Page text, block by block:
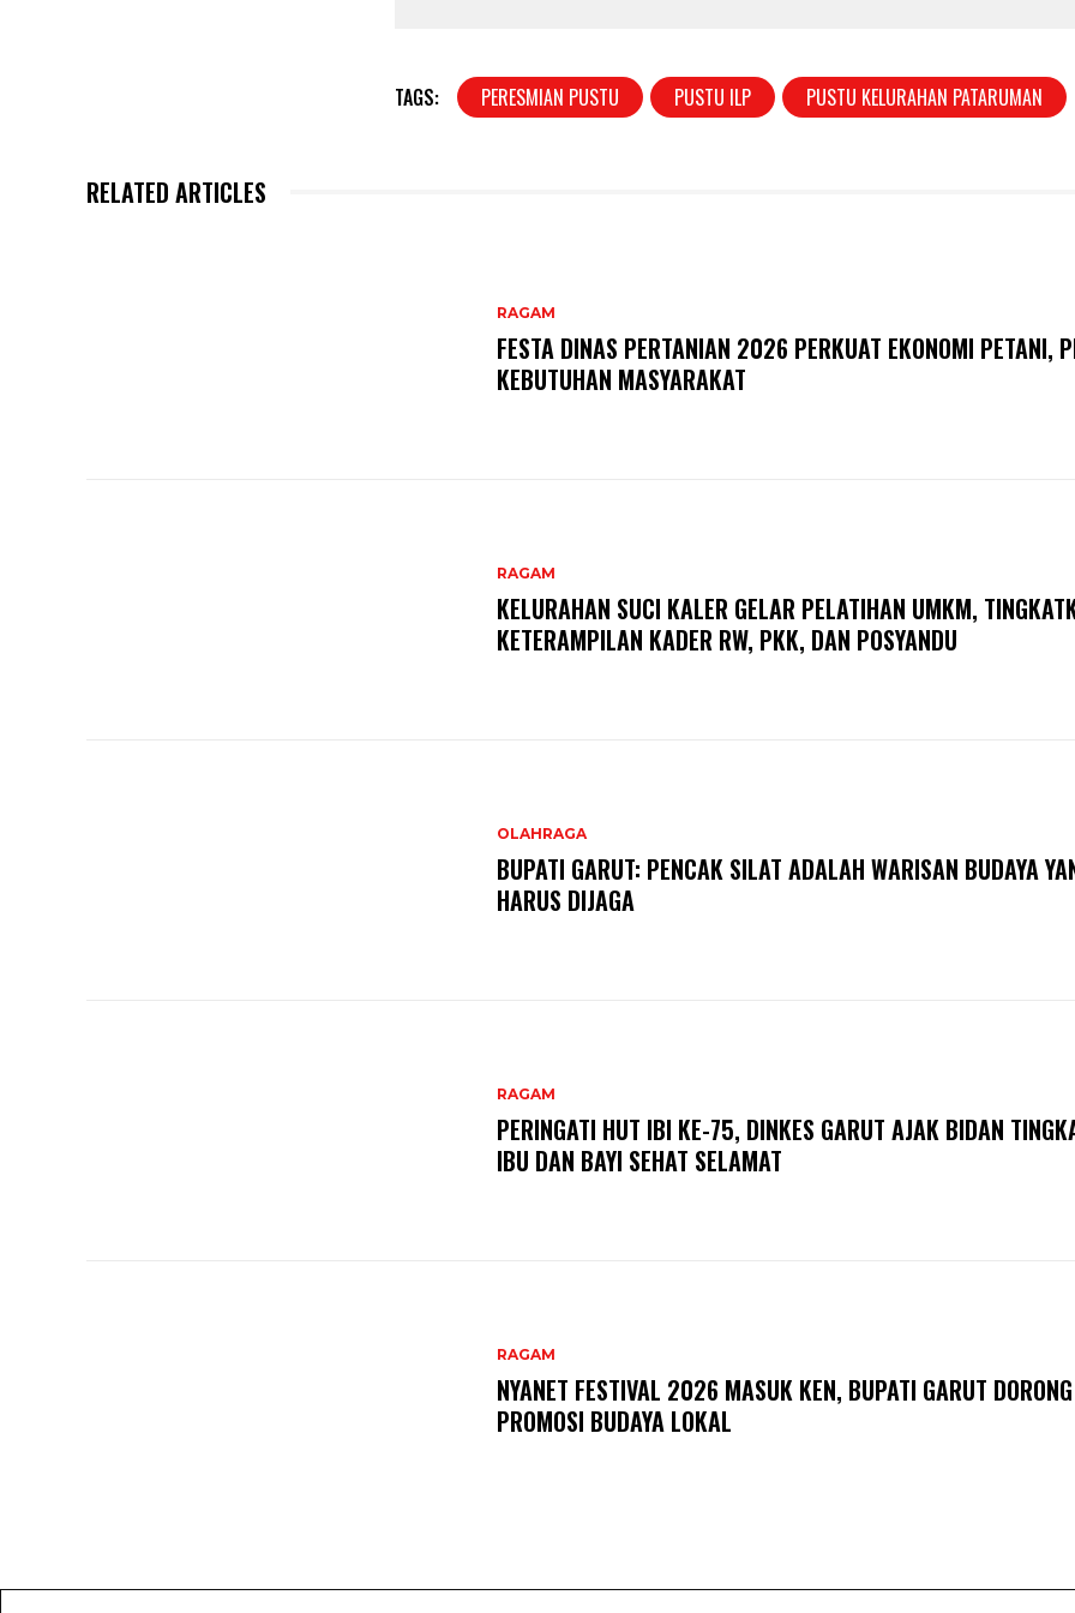
TAGS: PERESMIAN PUSTU PUSTU ILP PUSTU KELURAHAN PATARUMAN
RELATED ARTICLES
RAGAM
FESTA DINAS PERTANIAN 2026 PERKUAT EKONOMI PETANI,
KEBUTUHAN MASYARAKAT
RAGAM
KELURAHAN SUCI KALER GELAR PELATIHAN UMKM,
KETERAMPILAN KADER RW, PKK, DAN POSYANDU
OLAHRAGA
BUPATI GARUT: PENCAK SILAT ADALAH WARISAN BUDAYA
HARUS DIJAGA
RAGAM
PERINGATI HUT IBI KE-75, DINKES GARUT AJAK BIDAN
IBU DAN BAYI SEHAT SELAMAT
RAGAM
NYANET FESTIVAL 2026 MASUK KEN, BUPATI GARUT DORONG
PROMOSI BUDAYA LOKAL